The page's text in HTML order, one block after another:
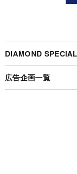
DIAMOND
広告企画一覧